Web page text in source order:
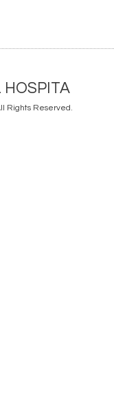
Rights Reserved.